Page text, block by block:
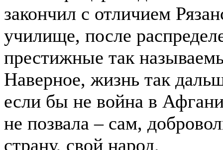
закончил с отличием
училище, после
престижные так
Наверное, жизнь так
если бы не война в
не позвала – сам,
страну, свой народ.